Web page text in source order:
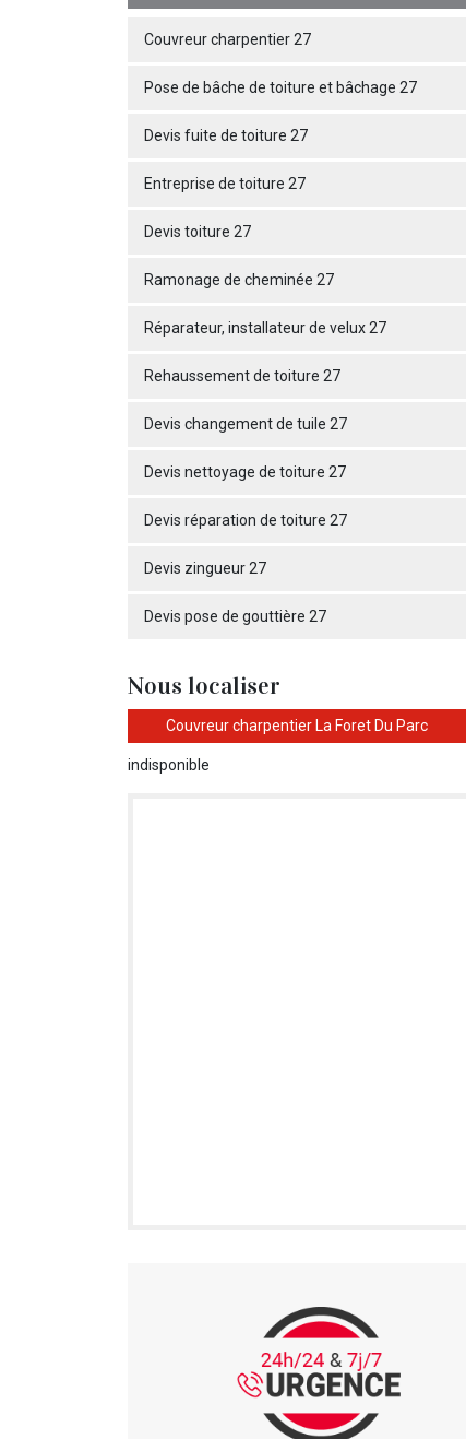
Couvreur charpentier 27
Pose de bâche de toiture et bâchage 27
Devis fuite de toiture 27
Entreprise de toiture 27
Devis toiture 27
Ramonage de cheminée 27
Réparateur, installateur de velux 27
Rehaussement de toiture 27
Devis changement de tuile 27
Devis nettoyage de toiture 27
Devis réparation de toiture 27
Devis zingueur 27
Devis pose de gouttière 27
Nous localiser
Couvreur charpentier La Foret Du Parc
indisponible